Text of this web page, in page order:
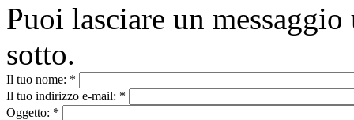
Puoi lasciare un
sotto.
Il tuo nome: *
Il tuo indirizzo e-mail: *
Oggetto: *